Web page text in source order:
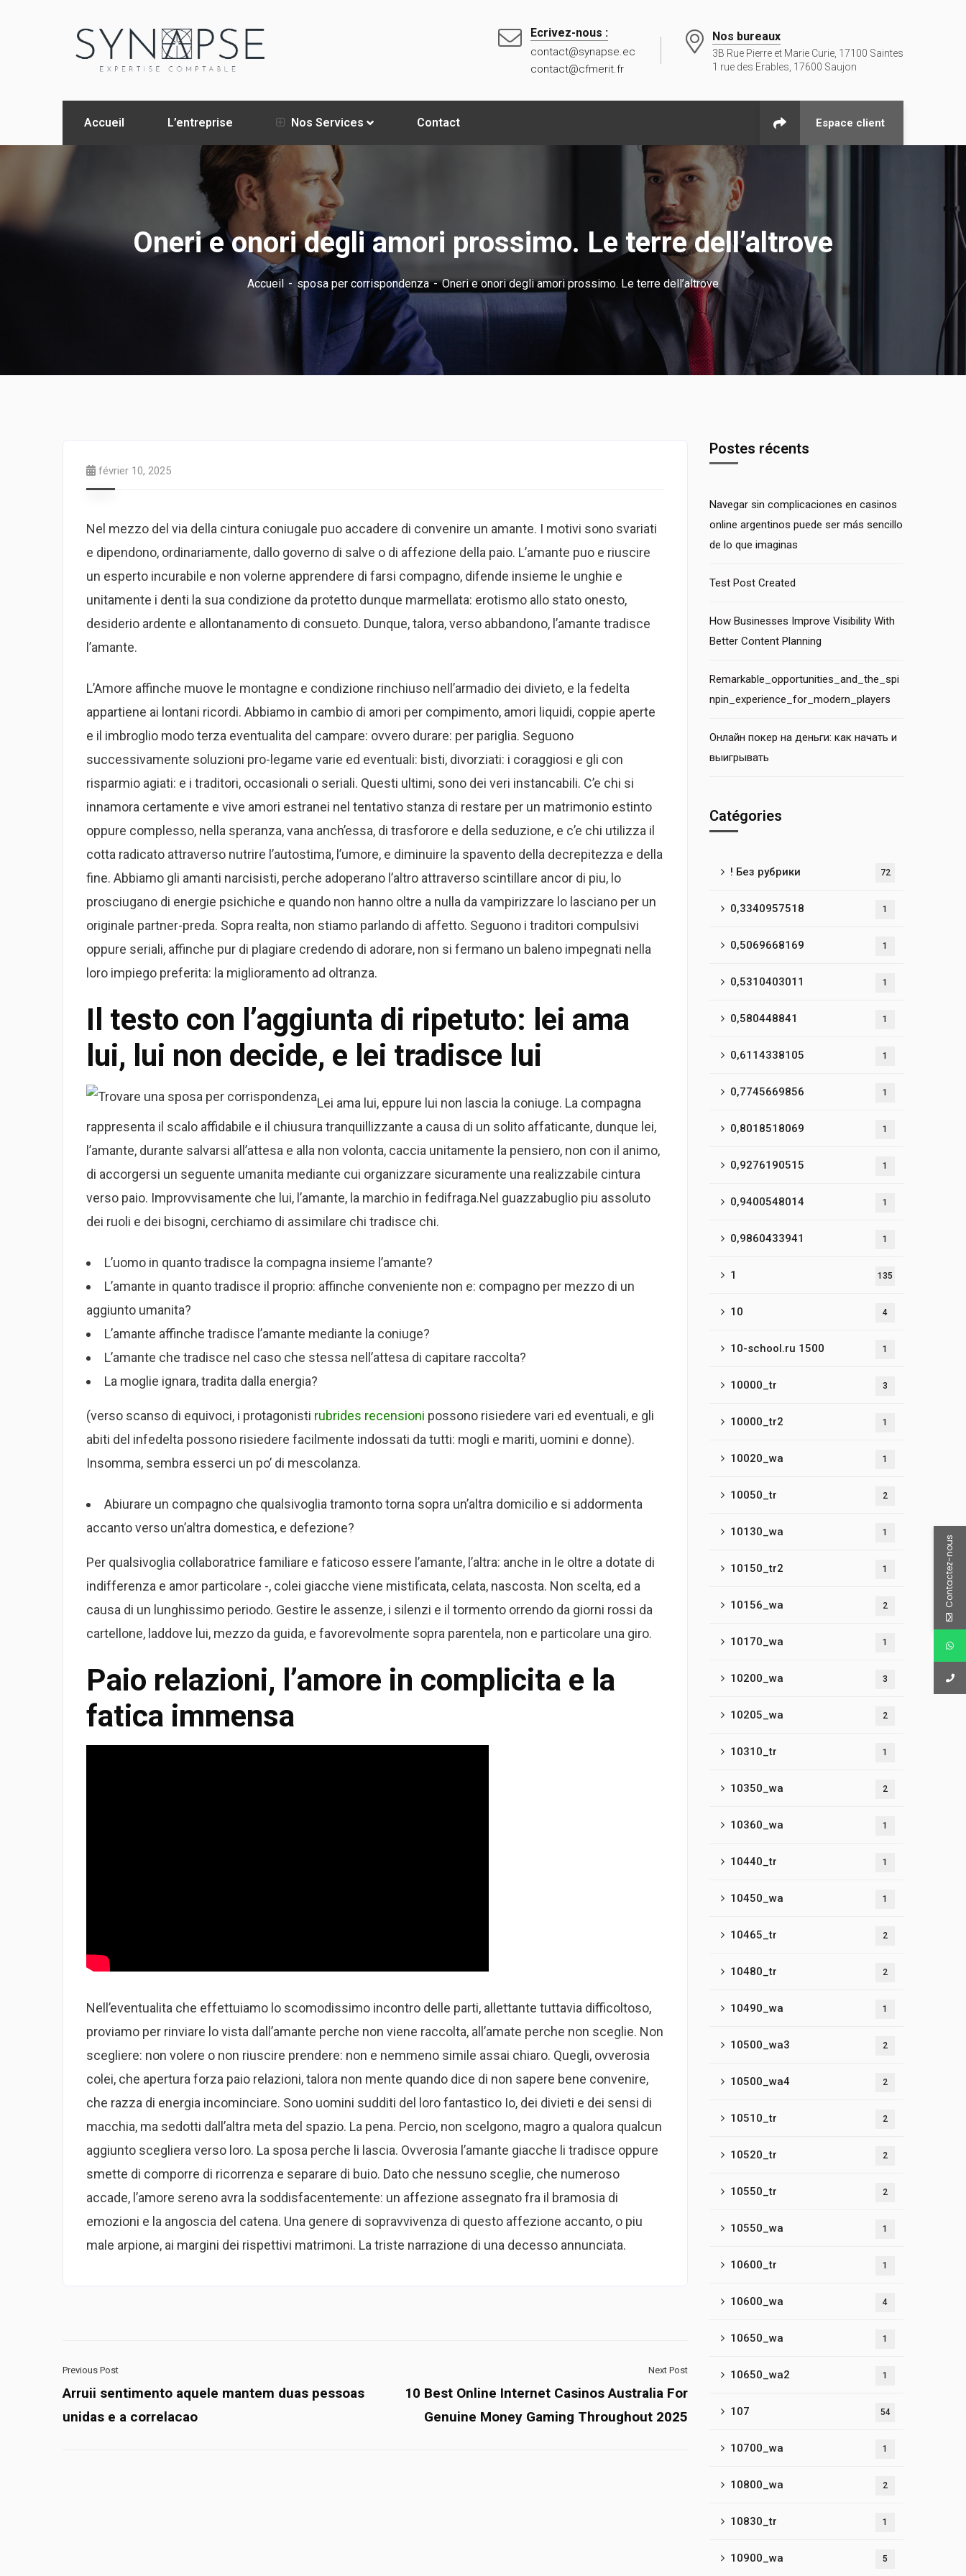
Ecrivez-nous :
contact@synapse.ec
contact@cfmerit.fr
Nos bureaux
3B Rue Pierre et Marie Curie, 17100 Saintes
1 rue des Erables, 17600 Saujon
Accueil L’entreprise Nos Services Contact Espace client
Oneri e onori degli amori prossimo. Le terre dell’altrove
Accueil sposa per corrispondenza Oneri e onori degli amori prossimo. Le terre dell’altrove
février 10, 2025
Nel mezzo del via della cintura coniugale puo accadere di convenire un amante. I motivi sono svariati
e dipendono, ordinariamente, dallo governo di salve o di affezione della paio. L’amante puo e riuscire
un esperto incurabile e non volerne apprendere di farsi compagno, difende insieme le unghie e
unitamente i denti la sua condizione da protetto dunque marmellata: erotismo allo stato onesto,
desiderio ardente e allontanamento di consueto. Dunque, talora, verso abbandono, l’amante tradisce
l’amante.
L’Amore affinche muove le montagne e condizione rinchiuso nell’armadio dei divieto, e la fedelta
appartiene ai lontani ricordi. Abbiamo in cambio di amori per compimento, amori liquidi, coppie aperte
e il imbroglio modo terza eventualita del campare: ovvero durare: per pariglia. Seguono
successivamente soluzioni pro-legame varie ed eventuali: bisti, divorziati: i coraggiosi e gli con
risparmio agiati: e i traditori, occasionali o seriali. Questi ultimi, sono dei veri instancabili. C’e chi si
innamora certamente e vive amori estranei nel tentativo stanza di restare per un matrimonio estinto
oppure complesso, nella speranza, vana anch’essa, di trasforore e della seduzione, e c’e chi utilizza il
cotta radicato attraverso nutrire l’autostima, l’umore, e diminuire la spavento della decrepitezza e della
fine. Abbiamo gli amanti narcisisti, perche adoperano l’altro attraverso scintillare ancor di piu, lo
prosciugano di energie psichiche e quando non hanno oltre a nulla da vampirizzare lo lasciano per un
originale partner-preda. Sopra realta, non stiamo parlando di affetto. Seguono i traditori compulsivi
oppure seriali, affinche pur di plagiare credendo di adorare, non si fermano un baleno impegnati nella
loro impiego preferita: la miglioramento ad oltranza.
Il testo con l’aggiunta di ripetuto: lei ama
lui, lui non decide, e lei tradisce lui
Lei ama lui, eppure lui non lascia la coniuge. La compagna
rappresenta il scalo affidabile e il chiusura tranquillizzante a causa di un solito affaticante, dunque lei,
l’amante, durante salvarsi all’attesa e alla non volonta, caccia unitamente la pensiero, non con il animo,
di accorgersi un seguente umanita mediante cui organizzare sicuramente una realizzabile cintura
verso paio. Improvvisamente che lui, l’amante, la marchio in fedifraga.Nel guazzabuglio piu assoluto
dei ruoli e dei bisogni, cerchiamo di assimilare chi tradisce chi.
L’uomo in quanto tradisce la compagna insieme l’amante?
L’amante in quanto tradisce il proprio: affinche conveniente non e: compagno per mezzo di un
aggiunto umanita?
L’amante affinche tradisce l’amante mediante la coniuge?
L’amante che tradisce nel caso che stessa nell’attesa di capitare raccolta?
La moglie ignara, tradita dalla energia?
(verso scanso di equivoci, i protagonisti rubrides recensioni possono risiedere vari ed eventuali, e gli
abiti del infedelta possono risiedere facilmente indossati da tutti: mogli e mariti, uomini e donne).
Insomma, sembra esserci un po’ di mescolanza.
Abiurare un compagno che qualsivoglia tramonto torna sopra un’altra domicilio e si addormenta
accanto verso un’altra domestica, e defezione?
Per qualsivoglia collaboratrice familiare e faticoso essere l’amante, l’altra: anche in le oltre a dotate di
indifferenza e amor particolare -, colei giacche viene mistificata, celata, nascosta. Non scelta, ed a
causa di un lunghissimo periodo. Gestire le assenze, i silenzi e il tormento orrendo da giorni rossi da
cartellone, laddove lui, mezzo da guida, e favorevolmente sopra parentela, non e particolare una giro.
Paio relazioni, l’amore in complicita e la
fatica immensa
Nell’eventualita che effettuiamo lo scomodissimo incontro delle parti, allettante tuttavia difficoltoso,
proviamo per rinviare lo vista dall’amante perche non viene raccolta, all’amate perche non sceglie. Non
scegliere: non volere o non riuscire prendere: non e nemmeno simile assai chiaro. Quegli, ovverosia
colei, che apertura forza paio relazioni, talora non mente quando dice di non sapere bene convenire,
che razza di energia incominciare. Sono uomini sudditi del loro fantastico Io, dei divieti e dei sensi di
macchia, ma sedotti dall’altra meta del spazio. La pena. Percio, non scelgono, magro a qualora qualcun
aggiunto scegliera verso loro. La sposa perche li lascia. Ovverosia l’amante giacche li tradisce oppure
smette di comporre di ricorrenza e separare di buio. Dato che nessuno sceglie, che numeroso
accade, l’amore sereno avra la soddisfacentemente: un affezione assegnato fra il bramosia di
emozioni e la angoscia del catena. Una genere di sopravvivenza di questo affezione accanto, o piu
male arpione, ai margini dei rispettivi matrimoni. La triste narrazione di una decesso annunciata.
Previous Post
Arruii sentimento aquele mantem duas pessoas
unidas e a correlacao
Next Post
10 Best Online Internet Casinos Australia For
Genuine Money Gaming Throughout 2025
Postes récents
Navegar sin complicaciones en casinos
online argentinos puede ser más sencillo
de lo que imaginas
Test Post Created
How Businesses Improve Visibility With
Better Content Planning
Remarkable_opportunities_and_the_spi
npin_experience_for_modern_players
Онлайн покер на деньги: как начать и
выигрывать
Catégories
! Без рубрики 72
0,3340957518 1
0,5069668169 1
0,5310403011 1
0,580448841 1
0,6114338105 1
0,7745669856 1
0,8018518069 1
0,9276190515 1
0,9400548014 1
0,9860433941 1
1 135
10 4
10-school.ru 1500 1
10000_tr 3
10000_tr2 1
10020_wa 1
10050_tr 2
10130_wa 1
10150_tr2 1
10156_wa 2
10170_wa 1
10200_wa 3
10205_wa 2
10310_tr 1
10350_wa 2
10360_wa 1
10440_tr 1
10450_wa 1
10465_tr 2
10480_tr 2
10490_wa 1
10500_wa3 2
10500_wa4 2
10510_tr 2
10520_tr 2
10550_tr 2
10550_wa 1
10600_tr 1
10600_wa 4
10650_wa 1
10650_wa2 1
107 54
10700_wa 1
10800_wa 2
10830_tr 1
10900_wa 5
Contactez-nous